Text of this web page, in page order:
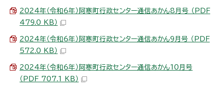
2024年（令和6年）阿寒町行政センター通信あかん8月号 （PDF
479.0 KB）
2024年（令和6年）阿寒町行政センター通信あかん9月号 （PDF
572.0 KB）
2024年（令和6年）阿寒町行政センター通信あかん10月号
（PDF 707.1 KB）